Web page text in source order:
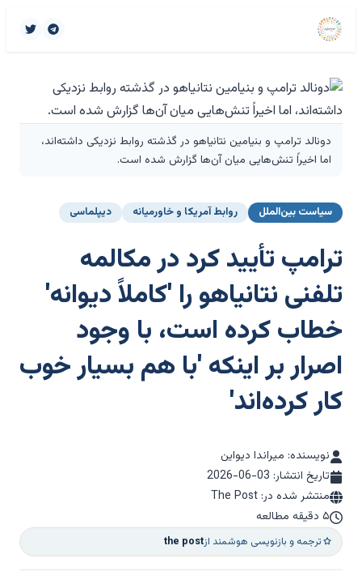
دونالد ترامپ و بنیامین نتانیاهو در گذشته روابط نزدیکی داشته‌اند،
اما اخیراً تنش‌هایی میان آن‌ها گزارش شده است.
سیاست بین‌الملل روابط آمریکا و خاورمیانه دیپلماسی
ترامپ تأیید کرد در مکالمه
تلفنی نتانیاهو را 'کاملاً دیوانه'
خطاب کرده است، با وجود
اصرار بر اینکه 'با هم بسیار خوب
کار کرده‌اند'
نویسنده: میراندا دیواین
تاریخ انتشار: 2026-06-03
منتشر شده در: The Post
۵ دقیقه مطالعه
ترجمه و بازنویسی هوشمند ازthe post